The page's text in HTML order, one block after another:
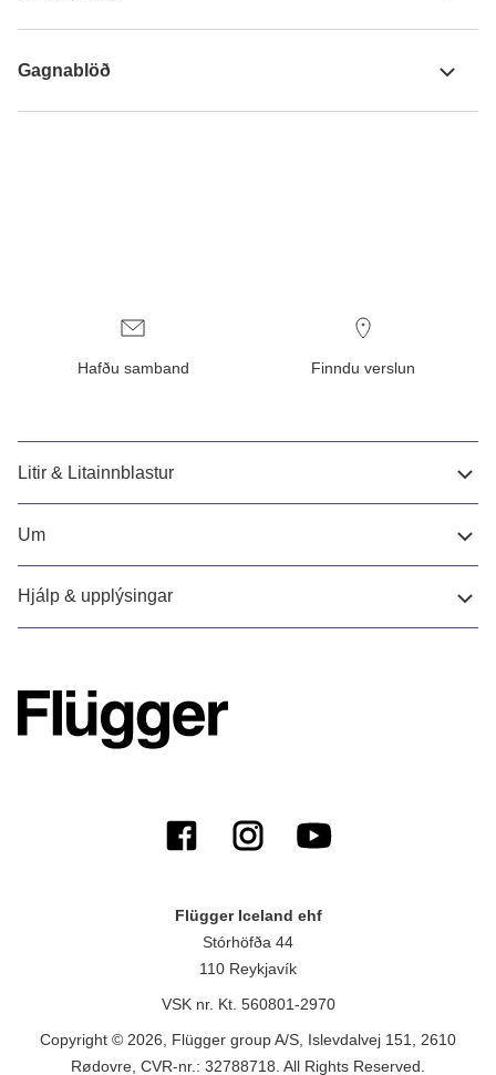
Gagnablöð
Hafðu samband Finndu verslun
Litir & Litainnblastur
Um
Hjálp & upplýsingar
Flügger Iceland ehf
Stórhöfða 44
110 Reykjavík
VSK nr. Kt. 560801-2970
Copyright © 2026, Flügger group A/S, Islevdalvej 151, 2610
Rødovre, CVR-nr.: 32788718. All Rights Reserved.